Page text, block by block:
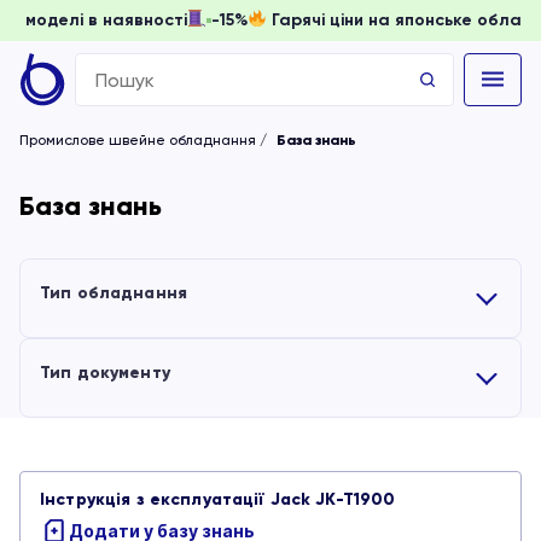
моделі в наявності -15% Гарячі ціни на японське
Search
for:
Промислове швейне обладнання База знань
База знань
Тип обладнання
Усі
Обладнання для волого-теплової обробки
Тип документу
Інструкції
Інструкція з експлуатації Jack JK-T1900
Додати у базу знань